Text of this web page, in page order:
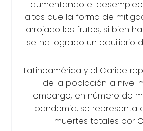
aumentando el
altas que la forma de
arrojado los frutos, si bien
se ha logrado un equilibrio
Latinoamérica y el Caribe
de la población a nivel
embargo, en número de
pandemia, se representa
muertes totales por